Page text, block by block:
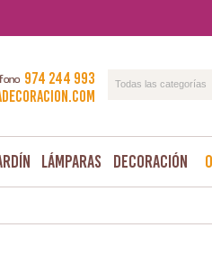
974 244 993
Todas las categorías
Lámparas Decoración